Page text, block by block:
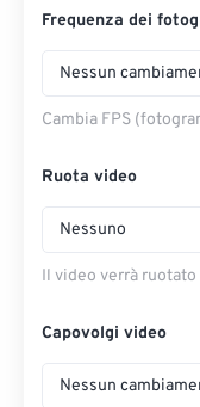
Frequenza dei
Nessun
Cambia FPS
Ruota video
Nessuno
Il video verrà
Capovolgi video
Nessun